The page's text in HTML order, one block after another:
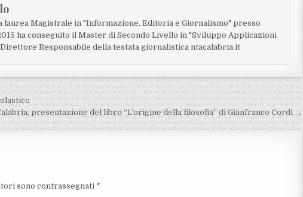
laurea Magistrale in "Informazione, Editoria e Giornalismo" presso
ha conseguito il Master di Secondo Livello in "Sviluppo Applicazioni
Direttore Responsabile della testata giornalistica ntacalabria.it
presentazione del libro “L’origine della filosofia” di Gianfranco Cordì →
sono contrassegnati *